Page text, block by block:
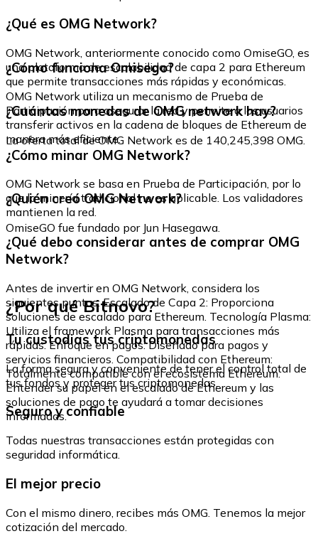
¿Qué es OMG Network?
OMG Network, anteriormente conocido como OmiseGO, es
una plataforma de escalabilidad de capa 2 para Ethereum
que permite transacciones más rápidas y económicas.
¿Cómo funciona Omisego?
OMG Network utiliza un mecanismo de Prueba de
Participación para asegurar la red y permite a los usuarios
transferir activos en la cadena de bloques de Ethereum de
manera más eficiente.
¿Cuántas monedas de OMG network hay?
La oferta total de OMG Network es de 140,245,398 OMG.
¿Cómo minar OMG Network?
OMG Network se basa en Prueba de Participación, por lo
que la minería tradicional no es aplicable. Los validadores
mantienen la red.
¿Quién creó OMG Network?
OmiseGO fue fundado por Jun Hasegawa.
¿Qué debo considerar antes de comprar OMG
Network?
Antes de invertir en OMG Network, considera los
siguientes puntos: Escalado de Capa 2: Proporciona
soluciones de escalado para Ethereum. Tecnología Plasma:
Utiliza el framework Plasma para transacciones más
rápidas. Enfoque en pagos: Diseñado para pagos y
servicios financieros. Compatibilidad con Ethereum:
Totalmente compatible con el ecosistema Ethereum.
Entender su papel en el escalado de Ethereum y las
soluciones de pago te ayudará a tomar decisiones
informadas.
¿Por qué Bitnovo?
Tu custodias tus criptomonedas
La forma segura y conveniente de tener el control total de
tus fondos y proteger tus criptomonedas.
Seguro y confiable
Todas nuestras transacciones están protegidas con
seguridad informática.
El mejor precio
Con el mismo dinero, recibes más OMG. Tenemos la mejor
cotización del mercado.